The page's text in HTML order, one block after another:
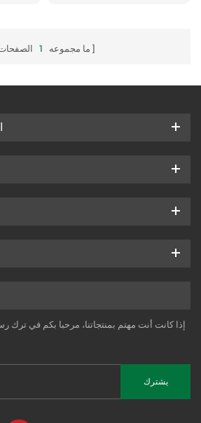
ما مجموعه 1
إذا كانت أنت مهتم بمنتجاتنا، مرحبا بكم في ترك